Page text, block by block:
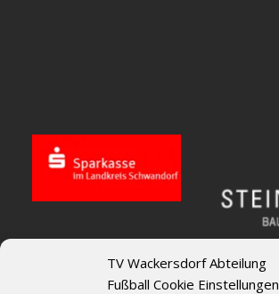
TV Wackersdorf Abteilung
Fußball Cookie Einstellungen